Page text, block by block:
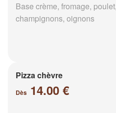
Base crème, fromage,
champignons, oignons
Pizza chèvre
Dès 14.00 €